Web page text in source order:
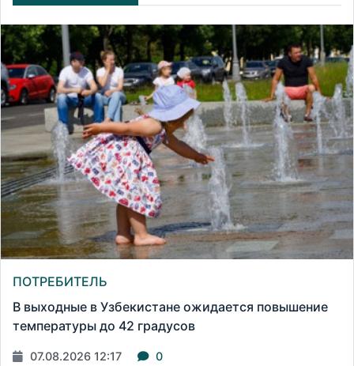
ПОТРЕБИТЕЛЬ
В выходные в Узбекистане ожидается повышение
температуры до 42 градусов
07.08.2026 12:17 0